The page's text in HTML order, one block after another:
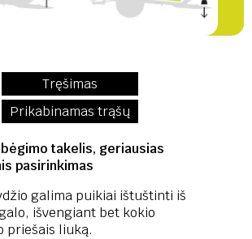
Tręšimas
Prikabinamas trąšų
takelis, geriausias
pasirinkimas
galima puikiai ištuštinti iš
išvengiant bet kokio
priešais liuką.